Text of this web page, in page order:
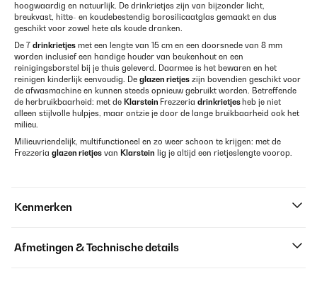
hoogwaardig en natuurlijk. De drinkrietjes zijn van bijzonder licht,
breukvast, hitte- en koudebestendig borosilicaatglas gemaakt en dus
geschikt voor zowel hete als koude dranken.
De 7 drinkrietjes met een lengte van 15 cm en een doorsnede van 8 mm
worden inclusief een handige houder van beukenhout en een
reinigingsborstel bij je thuis geleverd. Daarmee is het bewaren en het
reinigen kinderlijk eenvoudig. De glazen rietjes zijn bovendien geschikt voor
de afwasmachine en kunnen steeds opnieuw gebruikt worden. Betreffende
de herbruikbaarheid: met de Klarstein Frezzeria drinkrietjes heb je niet
alleen stijlvolle hulpjes, maar ontzie je door de lange bruikbaarheid ook het
milieu.
Milieuvriendelijk, multifunctioneel en zo weer schoon te krijgen: met de
Frezzeria glazen rietjes van Klarstein lig je altijd een rietjeslengte voorop.
Kenmerken
Afmetingen & Technische details